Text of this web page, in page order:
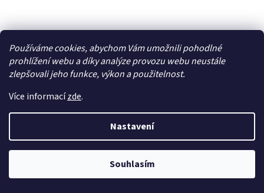
Používáme cookies, abychom Vám umožnili pohodlné
prohlížení webu a díky analýze provozu webu neustále
zlepšovali jeho funkce, výkon a použitelnost.
Více informacízde.
Nastavení
Souhlasím